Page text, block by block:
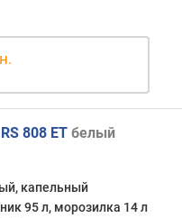
808 ET белый
капельный
95 л, морозилка 14 л